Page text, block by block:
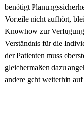
benötigt
Vorteile nicht aufhört,
Knowhow zur
Verständnis für die
der Patienten muss
gleichermaßen dazu
andere geht weiterhin